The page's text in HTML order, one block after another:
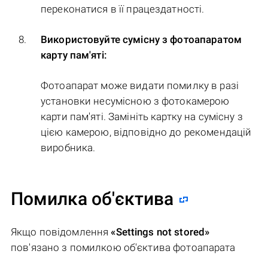
переконатися в її працездатності.
Використовуйте сумісну з фотоапаратом
карту пам'яті:
Фотоапарат може видати помилку в разі
установки несумісною з фотокамерою
карти пам'яті. Замініть картку на сумісну з
цією камерою, відповідно до рекомендацій
виробника.
Помилка об'єктива
Якщо повідомлення«Settings not stored»
пов'язано з помилкою об'єктива фотоапарата